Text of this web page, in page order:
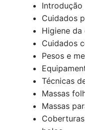
Introdução
Cuidados
Higiene
Cuidados
Pesos e
Técnicas
Massas
Massas